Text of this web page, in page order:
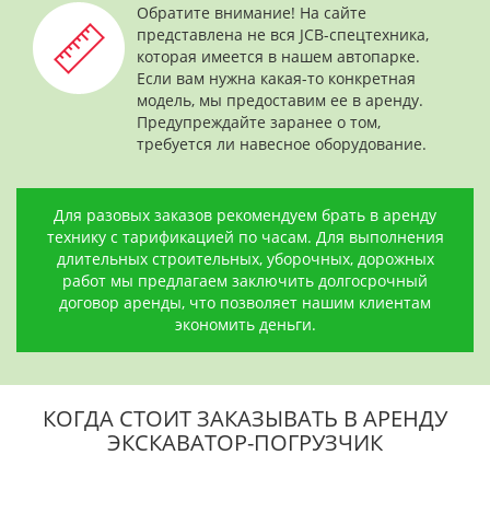
Обратите внимание! На сайте
представлена не вся JCB-спецтехника,
которая имеется в нашем автопарке.
Если вам нужна какая-то конкретная
модель, мы предоставим ее в аренду.
Предупреждайте заранее о том,
требуется ли навесное оборудование.
Для разовых заказов рекомендуем брать в аренду
технику с тарификацией по часам. Для выполнения
длительных строительных, уборочных, дорожных
работ мы предлагаем заключить долгосрочный
договор аренды, что позволяет нашим клиентам
экономить деньги.
КОГДА СТОИТ ЗАКАЗЫВАТЬ В АРЕНДУ
ЭКСКАВАТОР-ПОГРУЗЧИК